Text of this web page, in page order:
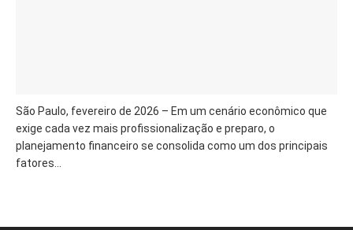
São Paulo, fevereiro de 2026 – Em um cenário econômico que
exige cada vez mais profissionalização e preparo, o
planejamento financeiro se consolida como um dos principais
fatores...